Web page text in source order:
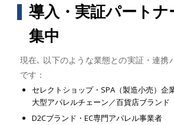
導入・実証パートナ
集中
現在､ 以下のような業態との実証・連携
です：
セレクトショップ・SPA（製造小売）企
大型アパレルチェーン／百貨店ブランド
D2Cブランド・EC専門アパレル事業者